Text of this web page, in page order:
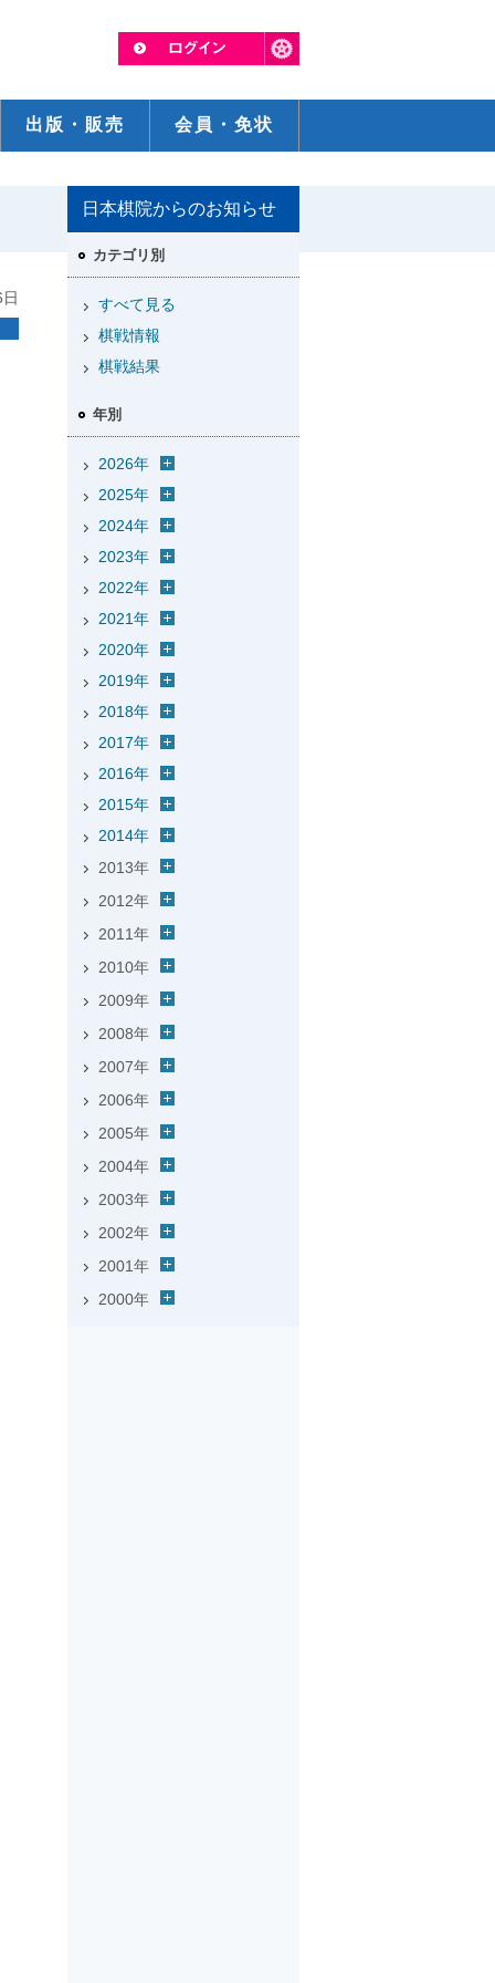
出版・販売 会員・免状
日本棋院からのお知らせ
カテゴリ別
すべて見る
棋戦情報
棋戦結果
年別
2026年
2025年
2024年
2023年
2022年
2021年
2020年
2019年
2018年
2017年
2016年
2015年
2014年
2013年
2012年
2011年
2010年
2009年
2008年
2007年
2006年
2005年
2004年
2003年
2002年
2001年
2000年